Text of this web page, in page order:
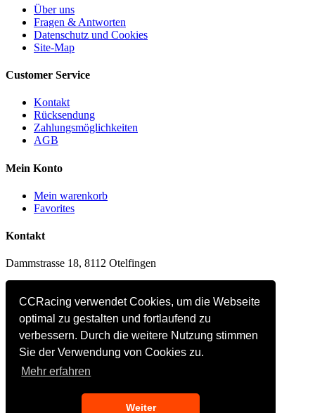
CCRacing verwendet Cookies, um die Webseite
optimal zu gestalten und fortlaufend zu
verbessern. Durch die weitere Nutzung stimmen
Sie der Verwendung von Cookies zu.
Mehr erfahren
Weiter
Über uns
Fragen & Antworten
Datenschutz und Cookies
Site-Map
Customer Service
Kontakt
Rücksendung
Zahlungsmöglichkeiten
AGB
Mein Konto
Mein warenkorb
Favorites
Kontakt
Dammstrasse 18, 8112 Otelfingen
Tel: +41(0)44 820 30 20
Customer Service
Mein warenkorb
Favorites
Rücksendung